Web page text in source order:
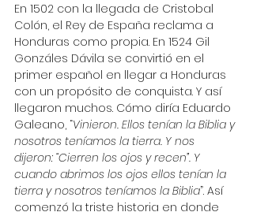
En 1502 con la llegada de Cristobal
Colón, el Rey de España reclama a
Honduras como propia. En 1524 Gil
Gonzáles Dávila se convirtió en el
primer español en llegar a Honduras
con un propósito de conquista. Y así
llegaron muchos. Cómo diría Eduardo
Galeano, “Vinieron. Ellos tenían la Biblia y
nosotros teníamos la tierra. Y nos
dijeron: “Cierren los ojos y recen”. Y
cuando abrimos los ojos ellos tenían la
tierra y nosotros teníamos la Biblia”. Así
comenzó la triste historia en donde